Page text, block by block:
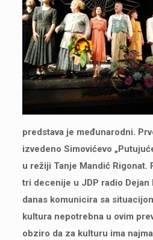
predstava je međunarodni.
izvedeno Simovićevo
u režiji Tanje Mandić Rigonat.
tri decenije u JDP radio Dejan
danas komunicira sa
kultura nepotrebna u ovim
obziro da za kulturu ima